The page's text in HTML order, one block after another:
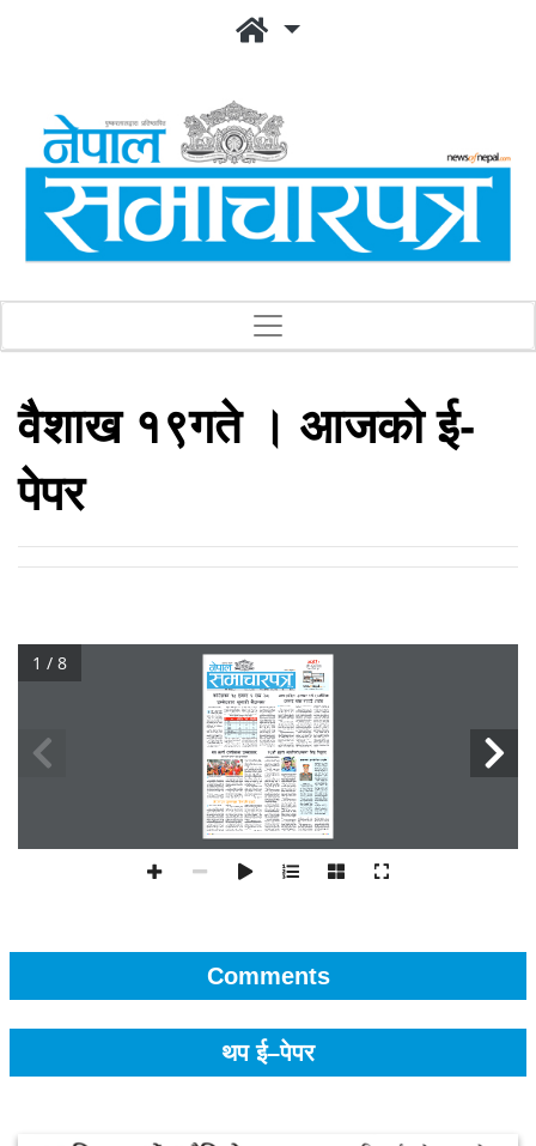
वैशाख १९गते । आजको ई-
पेपर
1 / 8
Comments
थप ई–पेपर